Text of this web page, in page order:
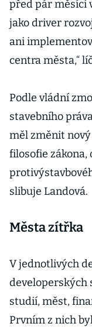
před pár měsíci
jako driver
ani
centra města,“
Podle vládní
stavebního
měl změnit nový
filosofie
slibuje Landová.
Města zítřka
V jednotlivých
developerských
studií, měst,
Prvním z nich